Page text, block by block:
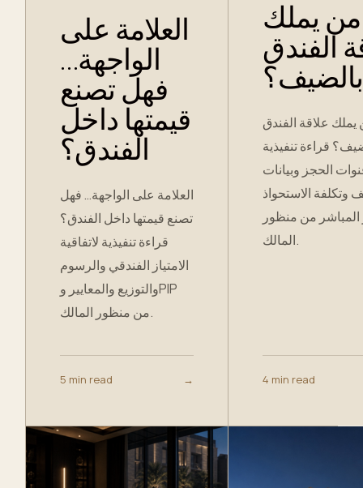
العلامة على
الواجهة…
فهل تصنع
قيمتها داخل
الفندق؟
العلامة على الواجهة… فهل
تصنع قيمتها داخل الفندق؟
قراءة تنفيذية لاتفاقية
الامتياز الفندقي والرسوم
والتوزيع والمعايير وPIP
من منظور المالك.
5 min read →
من يملك
الفندق
بالضيف؟
علاقة الفندق
قراءة تنفيذية
الحجز وبيانات
وتكلفة الاستحواذ
من منظور
المالك.
4 min read